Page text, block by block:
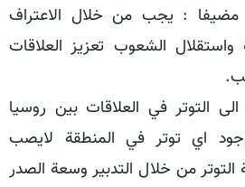
مضيفا : يجب من خلال الاعتراف
واستقلال الشعوب تعزيز العلاقات
التوتر في العلاقات بين روسيا
اي توتر في المنطقة لايصب
من خلال التدبير وسعة الصدر